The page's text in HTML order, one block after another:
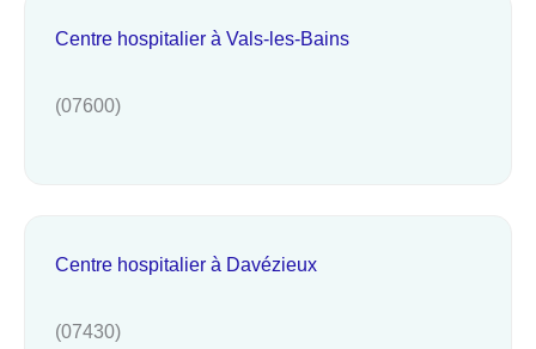
Centre hospitalier à Vals-les-Bains
(07600)
Centre hospitalier à Davézieux
(07430)